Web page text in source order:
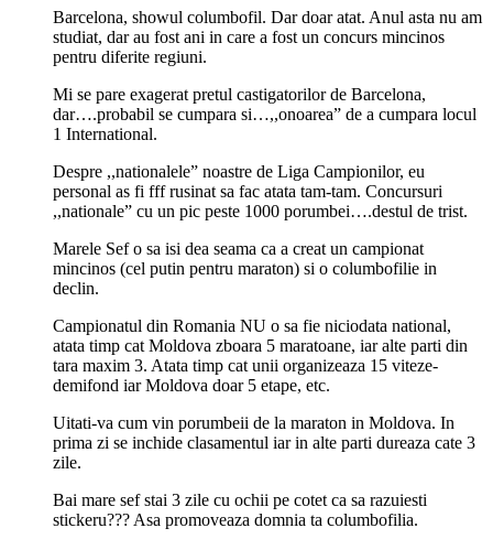
Barcelona, showul columbofil. Dar doar atat. Anul asta nu am
studiat, dar au fost ani in care a fost un concurs mincinos
pentru diferite regiuni.
Mi se pare exagerat pretul castigatorilor de Barcelona,
dar….probabil se cumpara si…,,onoarea” de a cumpara locul
1 International.
Despre ,,nationalele” noastre de Liga Campionilor, eu
personal as fi fff rusinat sa fac atata tam-tam. Concursuri
,,nationale” cu un pic peste 1000 porumbei….destul de trist.
Marele Sef o sa isi dea seama ca a creat un campionat
mincinos (cel putin pentru maraton) si o columbofilie in
declin.
Campionatul din Romania NU o sa fie niciodata national,
atata timp cat Moldova zboara 5 maratoane, iar alte parti din
tara maxim 3. Atata timp cat unii organizeaza 15 viteze-
demifond iar Moldova doar 5 etape, etc.
Uitati-va cum vin porumbeii de la maraton in Moldova. In
prima zi se inchide clasamentul iar in alte parti dureaza cate 3
zile.
Bai mare sef stai 3 zile cu ochii pe cotet ca sa razuiesti
stickeru??? Asa promoveaza domnia ta columbofilia.